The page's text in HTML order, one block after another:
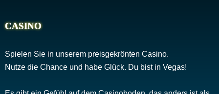
CASINO
Spielen Sie in unserem preisgekrönten Casino.
Nutze die Chance und habe Glück. Du bist in Vegas!